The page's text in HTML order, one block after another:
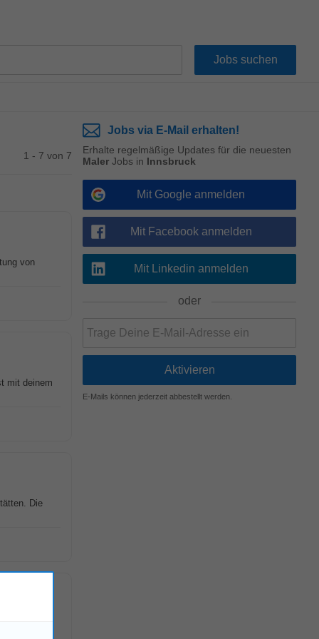
1 - 7 von 7
von
mit deinem
Die
Jobs via E-Mail erhalten!
Erhalte regelmäßige Updates für die neuesten
Maler Jobs in Innsbruck
Mit Google anmelden
Mit Facebook anmelden
Mit Linkedin anmelden
oder
E-Mails können jederzeit abbestellt werden.